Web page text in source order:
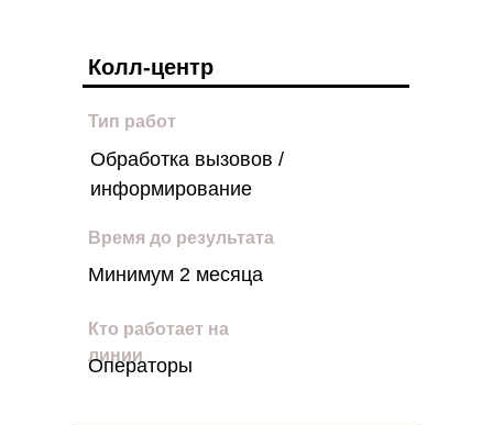
Тип работ
Обработка вызовов /
информирование
Время до результата
Минимум 2 месяца
Кто работает на
линии
Операторы
Колл-центр